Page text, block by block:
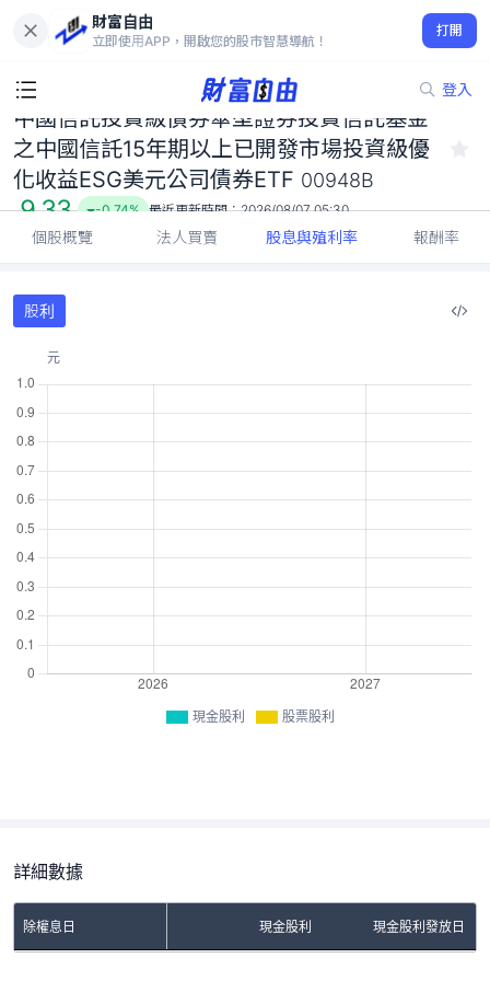
財富自由
立即使用APP，開啟您的股市智慧導航！
打開
登入
中國信託投資級債券傘型證券投資信託基金之中國信託15年期以上
已開發市場投資級優化收益ESG美元公司債券ETF 00948B
9.33
-0.74%
中國信託投資級債券傘型證券投資信託基金
之中國信託15年期以上已開發市場投資級優
化收益ESG美元公司債券ETF 00948B
9.33 -0.74% 最近更新時間：2026/08/07 05:30
個股概覽 法人買賣 股息與殖利率 報酬率
股利
現金股利 股票股利
詳細數據
除權息日 現金股利 現金股利發放日